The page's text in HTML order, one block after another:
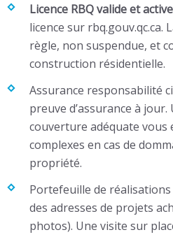
Licence RBQ valide et active
licence sur rbq.gouv.qc.ca.
règle, non suspendue, et
construction résidentielle.
Assurance responsabilité
preuve d’assurance à
couverture adéquate vous
complexes en cas de
propriété.
Portefeuille de
des adresses de projets
photos). Une visite sur